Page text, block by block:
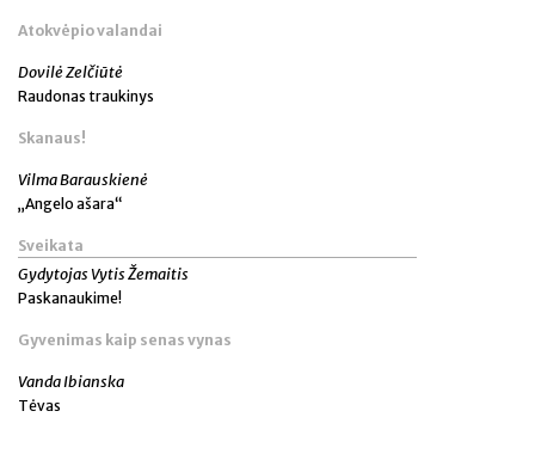
Atokvėpio valandai
Dovilė Zelčiūtė
Raudonas traukinys
Skanaus!
Vilma Barauskienė
„Angelo ašara“
Sveikata
Gydytojas Vytis Žemaitis
Paskanaukime!
Gyvenimas kaip senas vynas
Vanda Ibianska
Tėvas